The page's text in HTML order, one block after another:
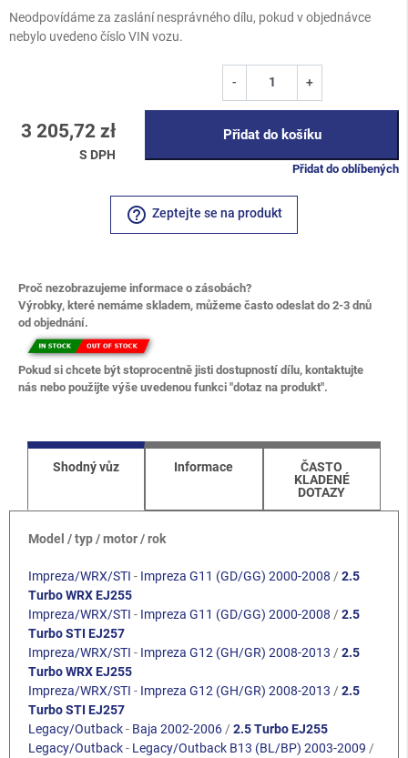
Neodpovídáme za zaslání nesprávného dílu, pokud v objednávce
nebylo uvedeno číslo VIN vozu.
3 205,72 zł
S DPH
- +
Přidat do košíku
Přidat do oblíbených
help_outline Zeptejte se na produkt
Proč nezobrazujeme informace o zásobách?
Výrobky, které nemáme skladem, můžeme často odeslat do 2-3 dnů
od objednání.
Pokud si chcete být stoprocentně jisti dostupností dílu, kontaktujte
nás nebo použijte výše uvedenou funkci "dotaz na produkt".
Shodný vůz Informace
ČASTO
KLADENÉ
DOTAZY
Model / typ / motor / rok
Impreza/WRX/STI - Impreza G11 (GD/GG) 2000-2008 /2.5
Turbo WRX EJ255
Impreza/WRX/STI - Impreza G11 (GD/GG) 2000-2008 /2.5
Turbo STI EJ257
Impreza/WRX/STI - Impreza G12 (GH/GR) 2008-2013 /2.5
Turbo WRX EJ255
Impreza/WRX/STI - Impreza G12 (GH/GR) 2008-2013 /2.5
Turbo STI EJ257
Legacy/Outback- Baja 2002-2006 /2.5 Turbo EJ255
Legacy/Outback- Legacy/Outback B13 (BL/BP) 2003-2009 /